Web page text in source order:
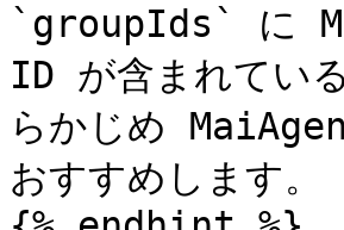
`groupIds` に
ID が含まれてい
らかじめ
おすすめします。